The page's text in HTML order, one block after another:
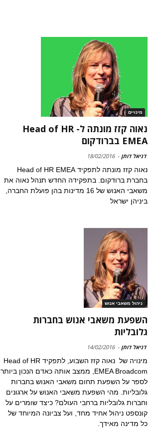
מינויים
נאוה קזז מונתה ל- Head of HR
EMEA בברודקום
דניאל דותן -
18/02/2016
נאוה קזז מונתה לתפקיד Head of HR EMEA
בחברת ברודקום. בתפקידה החדש תנהל נאוה את
משאבי האנוש של 16 מדינות בהן פועלת החברה,
ביניהן ישראל
ניהול משאבי אנוש
השפעת משאבי אנוש בחברות
גלובליות
דניאל דותן -
14/02/2016
מינויה של נאוה קזז השבוע, לתפקיד Head of HR
EMEA Broadcom, ממצב אותה כאדם הנכון ביותר
לספר על השפעת תחום משאבי האנוש בחברות
גלובליות. מהי השפעת משאבי האנוש על ארגונים
וחברות גלובליות ברחבי העולם? כיצד שומרים על
קונספט ניהול אחיד מחד, ועל צביונה המיוחד של
כל מדינה מאידך.